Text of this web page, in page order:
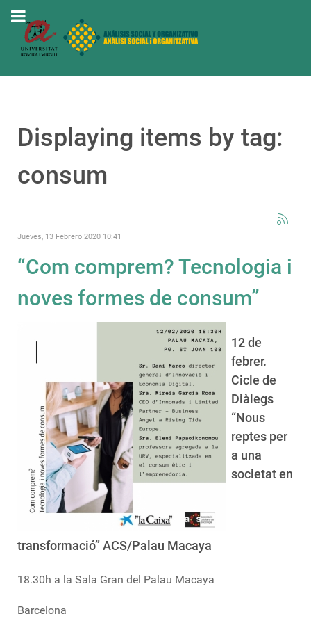
Displaying items by tag:
consum
Jueves, 13 Febrero 2020 10:41
“Com comprem? Tecnologia i
noves formes de consum”
12 de
febrer.
Cicle de
Diàlegs
“Nous
reptes per
a una
societat en
transformació” ACS/Palau Macaya
18.30h a la Sala Gran del Palau Macaya
Barcelona